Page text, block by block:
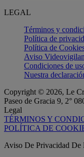
LEGAL
Términos y
Política de
Política de
Aviso
Condiciones de
Nuestra
Copyright © 2026, Le
Paseo de Gracia 9, 2°
Legal
TÉRMINOS Y
POLÍTICA DE
Aviso De Privacidad De